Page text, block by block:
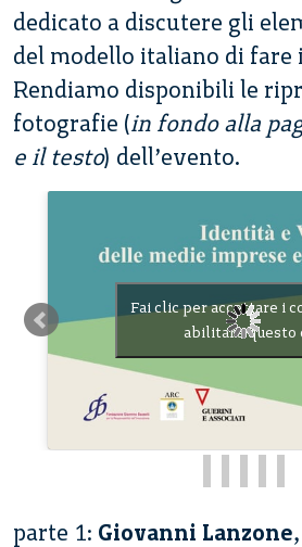
dedicato a discutere gli
del modello italiano di fare
Rendiamo disponibili le
fotografie (in fondo alla
e il testo) dell’evento.
Fai clic per accettare i
abilitare questo
parte 1: Giovanni Lanzone,